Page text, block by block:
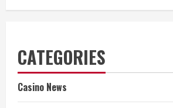
CATEGORIES
Casino News